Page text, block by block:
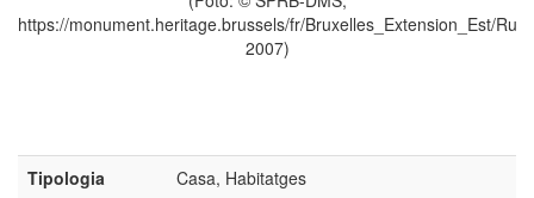
Rue_Newton/13/18300,